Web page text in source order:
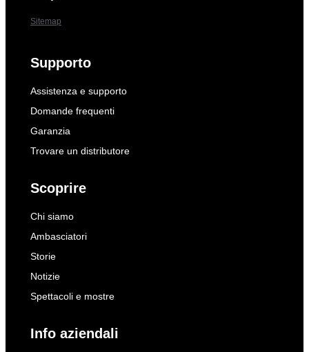
Sitemap
Supporto
Assistenza e supporto
Domande frequenti
Garanzia
Trovare un distributore
Scoprire
Chi siamo
Ambasciatori
Storie
Notizie
Spettacoli e mostre
Info aziendali